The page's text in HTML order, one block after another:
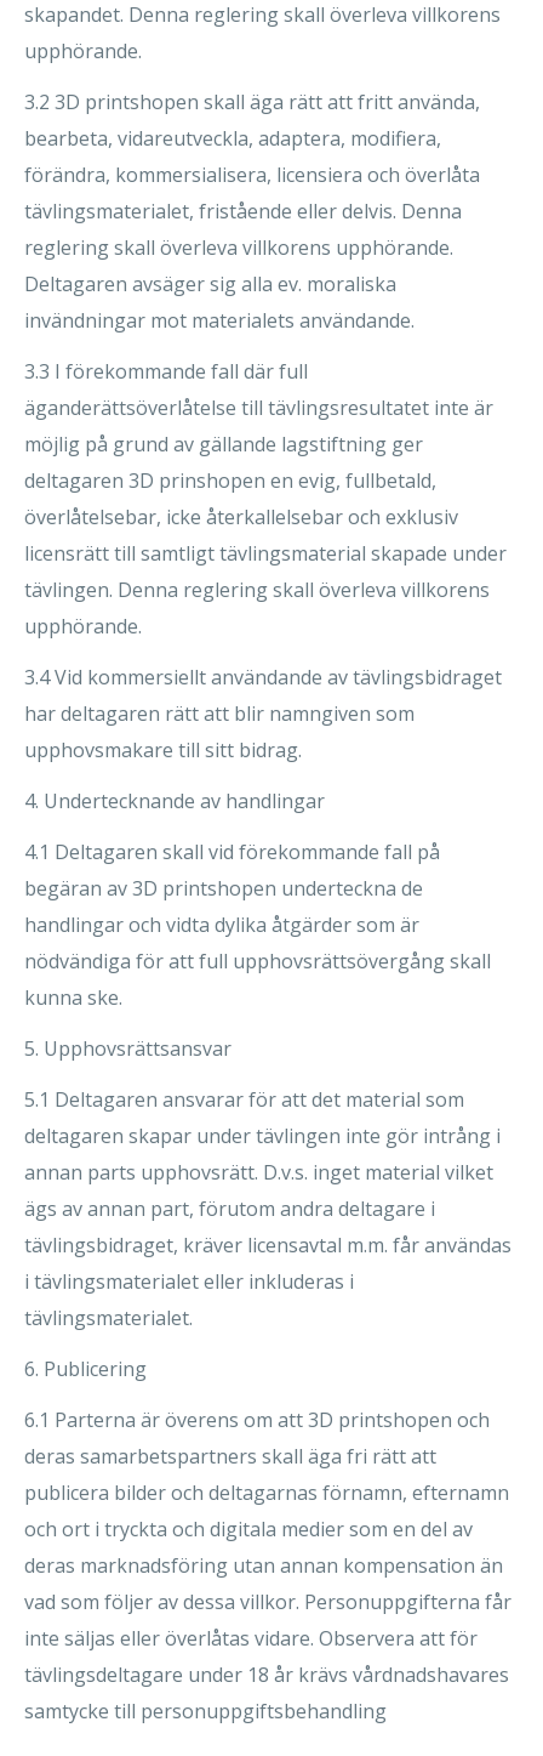
skapandet. Denna reglering skall överleva villkorens
upphörande.
3.2 3D printshopen skall äga rätt att fritt använda,
bearbeta, vidareutveckla, adaptera, modifiera,
förändra, kommersialisera, licensiera och överlåta
tävlingsmaterialet, fristående eller delvis. Denna
reglering skall överleva villkorens upphörande.
Deltagaren avsäger sig alla ev. moraliska
invändningar mot materialets användande.
3.3 I förekommande fall där full
äganderättsöverlåtelse till tävlingsresultatet inte är
möjlig på grund av gällande lagstiftning ger
deltagaren 3D prinshopen en evig, fullbetald,
överlåtelsebar, icke återkallelsebar och exklusiv
licensrätt till samtligt tävlingsmaterial skapade under
tävlingen. Denna reglering skall överleva villkorens
upphörande.
3.4 Vid kommersiellt användande av tävlingsbidraget
har deltagaren rätt att blir namngiven som
upphovsmakare till sitt bidrag.
4. Undertecknande av handlingar
4.1 Deltagaren skall vid förekommande fall på
begäran av 3D printshopen underteckna de
handlingar och vidta dylika åtgärder som är
nödvändiga för att full upphovsrättsövergång skall
kunna ske.
5. Upphovsrättsansvar
5.1 Deltagaren ansvarar för att det material som
deltagaren skapar under tävlingen inte gör intrång i
annan parts upphovsrätt. D.v.s. inget material vilket
ägs av annan part, förutom andra deltagare i
tävlingsbidraget, kräver licensavtal m.m. får användas
i tävlingsmaterialet eller inkluderas i
tävlingsmaterialet.
6. Publicering
6.1 Parterna är överens om att 3D printshopen och
deras samarbetspartners skall äga fri rätt att
publicera bilder och deltagarnas förnamn, efternamn
och ort i tryckta och digitala medier som en del av
deras marknadsföring utan annan kompensation än
vad som följer av dessa villkor. Personuppgifterna får
inte säljas eller överlåtas vidare. Observera att för
tävlingsdeltagare under 18 år krävs vårdnadshavares
samtycke till personuppgiftsbehandling